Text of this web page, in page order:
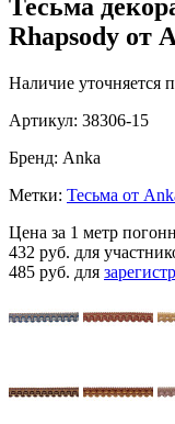
Тесьма
Rhapsody от
Наличие уточняется
Артикул: 38306-15
Бренд: Anka
Метки: Тесьма от
Цена за 1 метр
432 руб. для
485 руб. для